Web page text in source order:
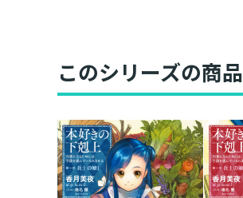
このシリーズの商品